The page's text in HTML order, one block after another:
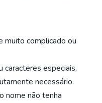
muito complicado ou
caracteres especiais,
necessário.
nome não tenha